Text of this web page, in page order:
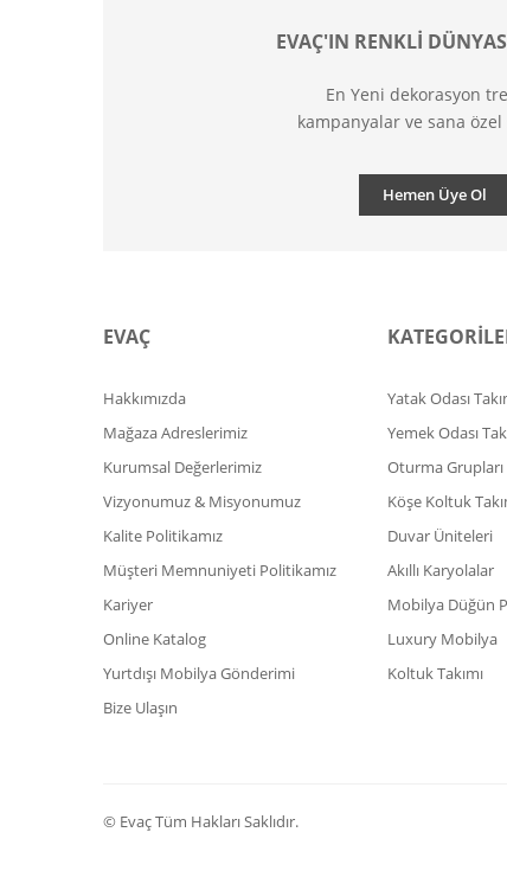
EVAÇ'IN RENKLİ
En Yeni dekorasyon
kampanyalar ve sana
Hemen Üye Ol
EVAÇ
Hakkımızda
Mağaza Adreslerimiz
Kurumsal Değerlerimiz
Vizyonumuz & Misyonumuz
Kalite Politikamız
Müşteri Memnuniyeti Politikamız
Kariyer
Online Katalog
Yurtdışı Mobilya Gönderimi
Bize Ulaşın
Yatak Odası
Yemek Odası
Oturma Grupları
Köşe Koltuk
Duvar Üniteleri
Akıllı Karyolalar
Mobilya Düğün
Luxury Mobilya
Koltuk Takımı
© Evaç Tüm Hakları Saklıdır.